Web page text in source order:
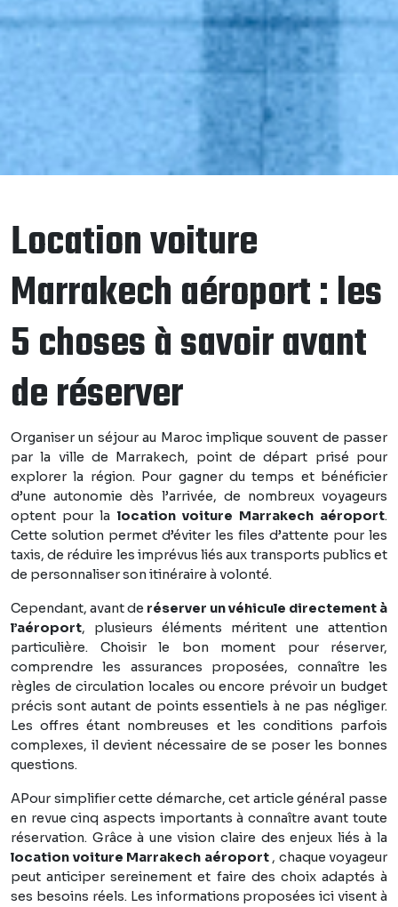
Location voiture
Marrakech aéroport : les
5 choses à savoir avant
de réserver
Organiser un séjour au Maroc implique souvent de passer
par la ville de Marrakech, point de départ prisé pour
explorer la région. Pour gagner du temps et bénéficier
d’une autonomie dès l’arrivée, de nombreux voyageurs
optent pour la location voiture Marrakech aéroport.
Cette solution permet d’éviter les files d’attente pour les
taxis, de réduire les imprévus liés aux transports publics et
de personnaliser son itinéraire à volonté.
Cependant, avant de réserver un véhicule directement à
l’aéroport, plusieurs éléments méritent une attention
particulière. Choisir le bon moment pour réserver,
comprendre les assurances proposées, connaître les
règles de circulation locales ou encore prévoir un budget
précis sont autant de points essentiels à ne pas négliger.
Les offres étant nombreuses et les conditions parfois
complexes, il devient nécessaire de se poser les bonnes
questions.
APour simplifier cette démarche, cet article général passe
en revue cinq aspects importants à connaître avant toute
réservation. Grâce à une vision claire des enjeux liés à la
location voiture Marrakech aéroport , chaque voyageur
peut anticiper sereinement et faire des choix adaptés à
ses besoins réels. Les informations proposées ici visent à